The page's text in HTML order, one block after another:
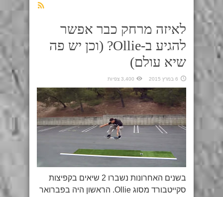
לאיזה מרחק כבר אפשר
להגיע ב-Ollie? (וכן יש פה
שיא עולם)
6 במרץ 2015 3,400 צפיות
בשנים האחרונות נשברו 2 שיאים בקפיצות
סקייטבורד מסוג Ollie. הראשון היה בפברואר